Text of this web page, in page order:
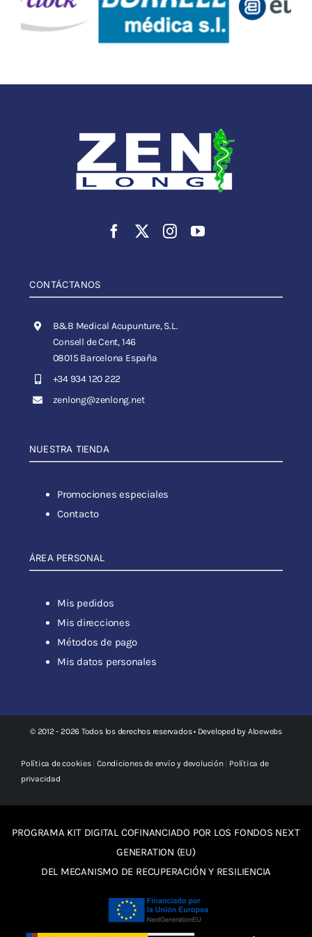
CONTÁCTANOS
B&B Medical Acupunture, S.L.
Consell de Cent, 146
08015 Barcelona España
+34 934 120 222
zenlong@zenlong.net
NUESTRA TIENDA
Promociones especiales
Contacto
ÁREA PERSONAL
Mis pedidos
Mis direcciones
Métodos de pago
Mis datos personales
© 2012 - 2026 Todos los derechos reservados • Developed by Aloewebs
Política de cookies|Condiciones de envío y devolución| Política de
privacidad
PROGRAMA KIT DIGITAL COFINANCIADO POR LOS FONDOS NEXT
GENERATION (EU)
DEL MECANISMO DE RECUPERACIÓN Y RESILIENCIA